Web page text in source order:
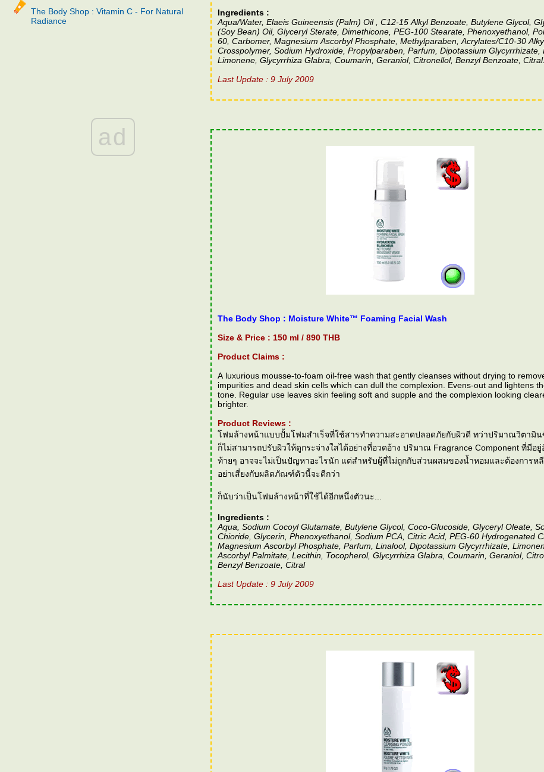
The Body Shop : Vitamin C - For Natural
Radiance
ad
Ingredients :
Aqua/Water, Elaeis Guineensis (Palm) Oil , C12-15 Alkyl Benzoate, Butylene Glycol,
(Soy Bean) Oil, Glyceryl Sterate, Dimethicone, PEG-100 Stearate, Phenoxyethanol,
60, Carbomer, Magnesium Ascorbyl Phosphate, Methylparaben, Acrylates/C10-30
Crosspolymer, Sodium Hydroxide, Propylparaben, Parfum, Dipotassium Glycyrrhizate,
Limonene, Glycyrrhiza Glabra, Coumarin, Geraniol, Citronellol, Benzyl Benzoate, Citral.
Last Update : 9 July 2009
The Body Shop : Moisture White™ Foaming Facial Wash
Size & Price : 150 ml / 890 THB
Product Claims :
A luxurious mousse-to-foam oil-free wash that gently cleanses without drying to
impurities and dead skin cells which can dull the complexion. Evens-out and lightens
tone. Regular use leaves skin feeling soft and supple and the complexion looking
brighter.
Product Reviews :
ฟมล้างหน้าแบบปั้มโฟมสำเร็จที่ใช้สารทำความสะอาดปลอดภัยกับผิวดี ทว่าปริมาณวิตามิ
ก็ไม่สามารถปรับผิวให้ดูกระจ่างใสได้อย่างที่อวดอ้าง ปริมาณ Fragrance Component ที่มีอ
ท้ายๆ อาจจะไม่เป็นปัญหาอะไรนัก แต่สำหรับผู้ที่ไม่ถูกกับส่วนผสมของน้ำหอมและต้องการหลี
อย่าเสี่ยงกับผลิตภัณฑ์ตัวนี้จะดีกว่า
ก็นับว่าเป็นโฟมล้างหน้าที่ใช้ได้อีกหนึ่งตัวนะ...
Ingredients :
Aqua, Sodium Cocoyl Glutamate, Butylene Glycol, Coco-Glucoside, Glyceryl Oleate,
Chioride, Glycerin, Phenoxyethanol, Sodium PCA, Citric Acid, PEG-60 Hydrogenated
Magnesium Ascorbyl Phosphate, Parfum, Linalool, Dipotassium Glycyrrhizate, Limonene,
Ascorbyl Palmitate, Lecithin, Tocopherol, Glycyrrhiza Glabra, Coumarin, Geraniol,
Benzyl Benzoate, Citral
Last Update : 9 July 2009